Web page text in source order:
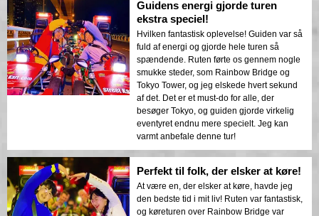
Guidens energi gjorde turen
ekstra speciel!
Hvilken fantastisk oplevelse! Guiden var så
fuld af energi og gjorde hele turen så
spændende. Ruten førte os gennem nogle
smukke steder, som Rainbow Bridge og
Tokyo Tower, og jeg elskede hvert sekund
af det. Det er et must-do for alle, der
besøger Tokyo, og guiden gjorde virkelig
eventyret endnu mere specielt. Jeg kan
varmt anbefale denne tur!
Perfekt til folk, der elsker at køre!
At være en, der elsker at køre, havde jeg
den bedste tid i mit liv! Ruten var fantastisk,
og køreturen over Rainbow Bridge var